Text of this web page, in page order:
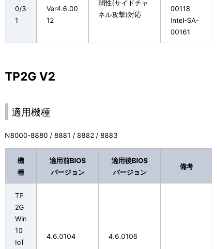
0/3
1
Ver4.6.00
12
弱性(サイドチャ
ネル攻撃)対応
00118
Intel-SA-
00161
TP2G V2
適用機種
N8000-8880 / 8881 / 8882 / 8883
機
種
適用前BIOS
バージョン
適用後BIOS
バージョン
備考
TP
2G
Win
10
IoT
4.6.0104 4.6.0106